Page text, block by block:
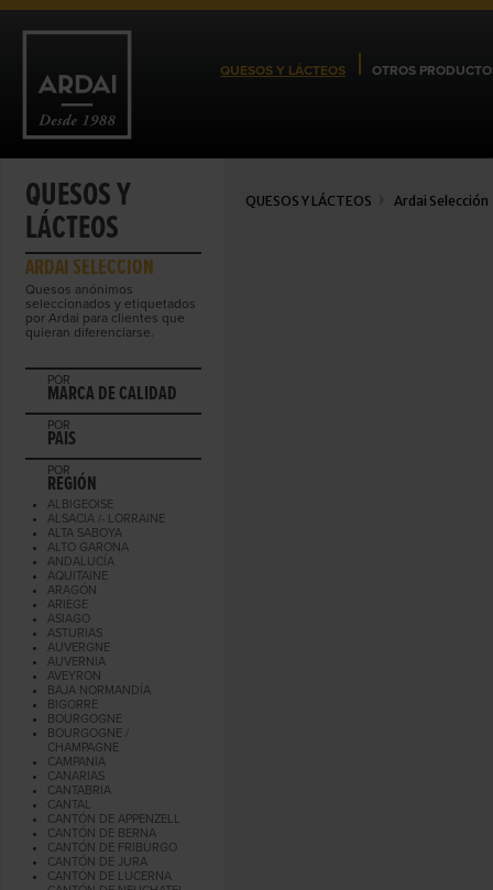
QUESOS Y LÁCTEOS OTROS
QUESOS Y
LÁCTEOS
ARDAI SELECCIÓN
Quesos anónimos
seleccionados y etiquetados
por Ardai para clientes que
quieran diferenciarse.
POR
MARCA DE CALIDAD
POR
PAIS
POR
REGIÓN
ALBIGEOISE
ALSACIA /- LORRAINE
ALTA SABOYA
ALTO GARONA
ANDALUCÍA
AQUITAINE
ARAGÓN
ARIÈGE
ASIAGO
ASTURIAS
AUVERGNE
AUVERNIA
AVEYRON
BAJA NORMANDÍA
BIGORRE
BOURGOGNE
BOURGOGNE /
CHAMPAGNE
CAMPANIA
CANARIAS
CANTABRIA
CANTAL
CANTÓN DE APPENZELL
CANTÓN DE BERNA
CANTÓN DE FRIBURGO
CANTÓN DE JURA
CANTÓN DE LUCERNA
QUESOS Y LÁCTEOS Ardai Selección